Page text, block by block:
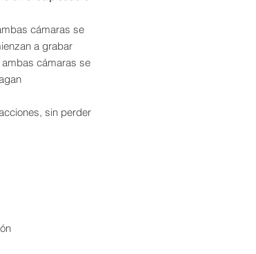
cámaras se
a grabar
cámaras se
sin perder